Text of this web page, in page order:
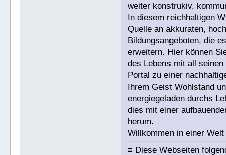
weiter konstrukiv,
In diesem reichhaltigen
Quelle an akkuraten,
Bildungsangeboten, die
erweitern. Hier können
des Lebens mit all
Portal zu einer
Ihrem Geist Wohlstand
energiegeladen durchs
dies mit einer
herum.
Willkommen in einer
≡ Diese Webseiten